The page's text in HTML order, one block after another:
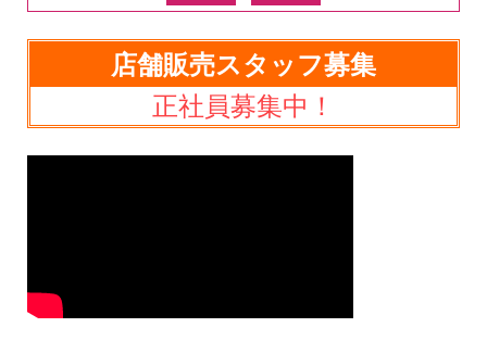
店舗販売スタッフ募集
正社員募集中！